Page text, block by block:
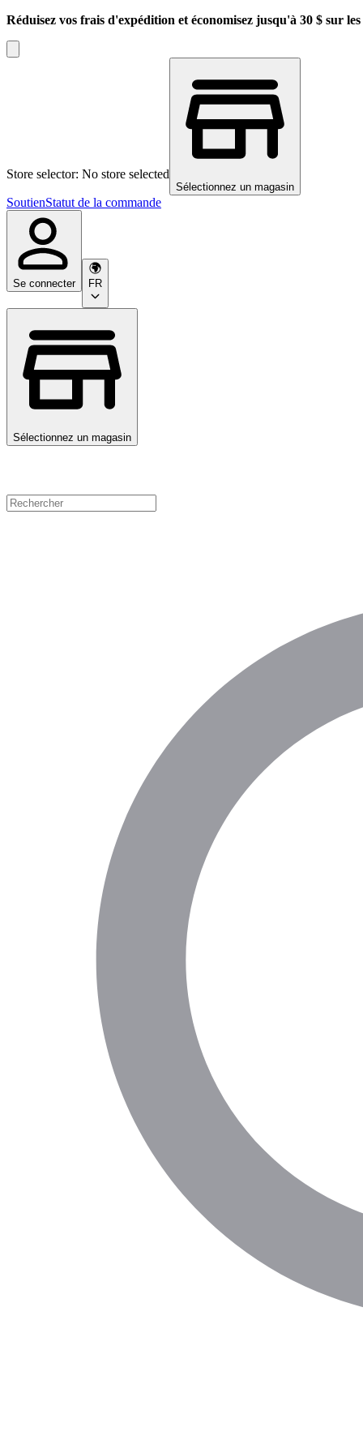
Réduisez vos frais d'expédition et économisez jusqu'à 30 $ sur
Store selector: No store selected
Sélectionnez un magasin
SoutienStatut de la commande
Se connecter FR
Sélectionnez un magasin